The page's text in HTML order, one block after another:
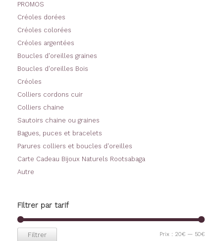
PROMOS
Créoles dorées
Créoles colorées
Créoles argentées
Boucles d'oreilles graines
Boucles d'oreilles Bois
Créoles
Colliers cordons cuir
Colliers chaine
Sautoirs chaine ou graines
Bagues, puces et bracelets
Parures colliers et boucles d'oreilles
Carte Cadeau Bijoux Naturels Rootsabaga
Autre
Filtrer par tarif
Prix
Prix
Filtrer Prix : 20€ — 50€